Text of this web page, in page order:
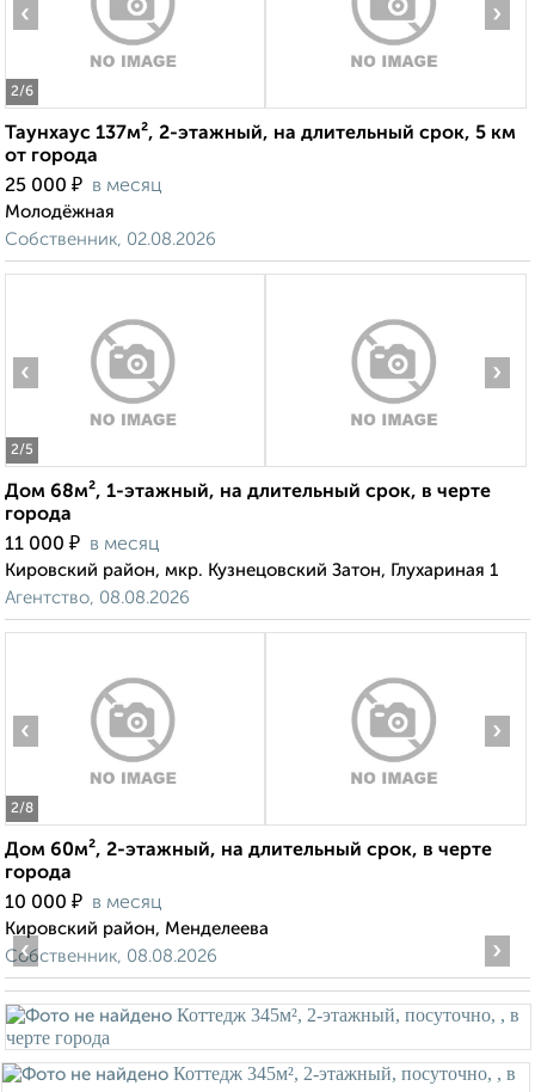
2/6
‹ ›
Таунхаус 137м², 2-этажный, на длительный срок, 5 км
от города
25 000 ₽ в месяц
Молодёжная
Собственник, 02.08.2026
2/5
‹ ›
Дом 68м², 1-этажный, на длительный срок, в черте
города
11 000 ₽ в месяц
Кировский район, мкр. Кузнецовский Затон, Глухариная 1
Агентство, 08.08.2026
2/8
‹ ›
Дом 60м², 2-этажный, на длительный срок, в черте
города
10 000 ₽ в месяц
Кировский район, Менделеева
Собственник, 08.08.2026
‹ ›